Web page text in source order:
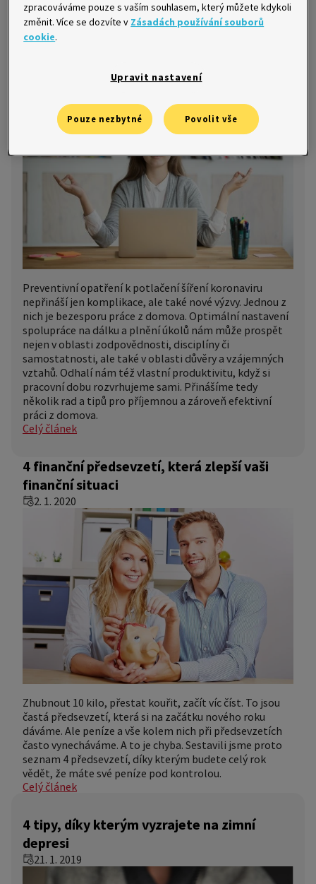
Home office jako možnost odkrýt svůj
Preventivní opatření k potlačení šíření koronaviru
nepřináší jen komplikace, ale také nové výzvy. Jednou z
nich je bezesporu práce z domova. Optimální nastavení
spolupráce na dálku a plnění úkolů nám může prospět
nejen v oblasti zodpovědnosti, disciplíny či
samostatnosti, ale také v oblasti důvěry a vzájemných
vztahů. Odhalí nám též vlastní produktivitu, když si
pracovní dobu rozvrhujeme sami. Přinášíme tedy
několik rad a tipů pro příjemnou a zároveň efektivní
práci z domova.
Celý článek
4 finanční předsevzetí, která zlepší vaši
finanční situaci
2. 1. 2020
Zhubnout 10 kilo, přestat kouřit, začít víc číst. To jsou
častá předsevzetí, která si na začátku nového roku
dáváme. Ale peníze a vše kolem nich při předsevzetích
často vynecháváme. A to je chyba. Sestavili jsme proto
seznam 4 předsevzetí, díky kterým budete celý rok
vědět, že máte své peníze pod kontrolou.
Celý článek
4 tipy, díky kterým vyzrajete na zimní
depresi
21. 1. 2019
zpracováváme pouze s vaším souhlasem, který můžete kdykoli
změnit. Více se dozvíte v Zásadách používání souborů
cookie.
Upravit nastavení
Pouze nezbytné Povolit vše